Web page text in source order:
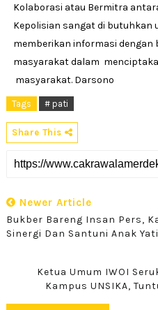
Kolaborasi atau Bermitra
Kepolisian sangat di butuhkan
memberikan informasi dengan
masyarakat dalam
masyarakat. Darsono
Tags # pati
Share This
Newer Article
Bukber Bareng Insan Pers,
Sinergi Dan Santuni Anak
Ketua Umum IWOI
Kampus UNSIKA,